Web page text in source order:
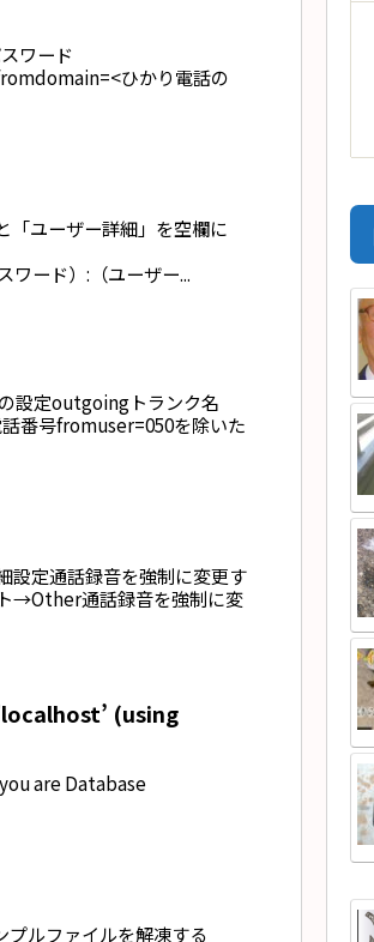
ワード
ひかり電話の
「ユーザー詳細」を空欄に
ワード）:（ユーザー...
設定outgoingトランク名
番号fromuser=050を除いた
定通話録音を強制に変更す
→Other通話録音を強制に変
(using
are Database
ルファイルを解凍する